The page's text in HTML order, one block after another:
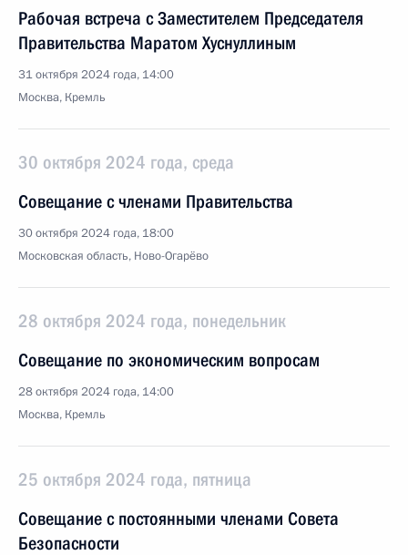
Рабочая встреча с Заместителем Председателя
Правительства Маратом Хуснуллиным
31 октября 2024 года, 14:00
Москва, Кремль
30 октября 2024 года, среда
Совещание с членами Правительства
30 октября 2024 года, 18:00
Московская область, Ново-Огарёво
28 октября 2024 года, понедельник
Совещание по экономическим вопросам
28 октября 2024 года, 14:00
Москва, Кремль
25 октября 2024 года, пятница
Совещание с постоянными членами Совета
Безопасности